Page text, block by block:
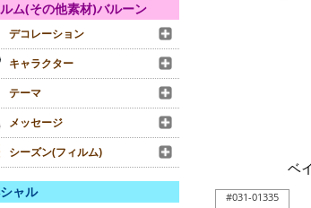
ム(その他素材)バルーン
デコレーション
キャラクター
テーマ
メッセージ
シーズン(フィルム)
ャル
ベ
#031-01335